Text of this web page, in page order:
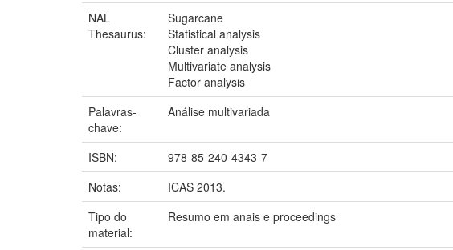
NAL
Thesaurus:
Sugarcane
Statistical analysis
Cluster analysis
Multivariate analysis
Factor analysis
Palavras-
chave:
Análise multivariada
ISBN:
978-85-240-4343-7
Notas:
ICAS 2013.
Tipo do
material:
Resumo em anais e proceedings